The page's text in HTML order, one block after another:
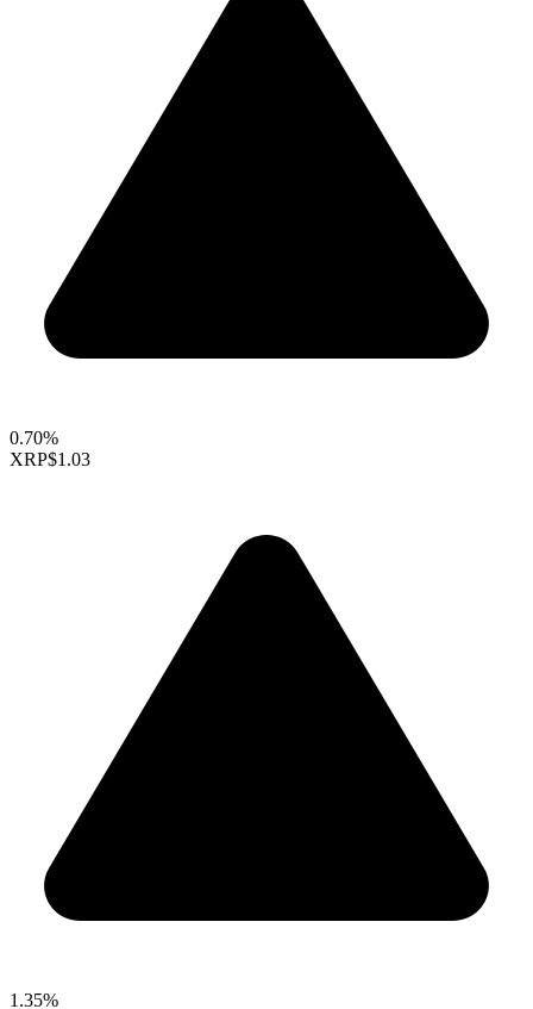
0.70%
XRP$1.03
1.35%